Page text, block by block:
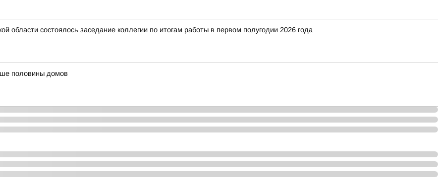
области состоялось заседание коллегии по итогам работы в первом полугодии 2026 года
половины домов